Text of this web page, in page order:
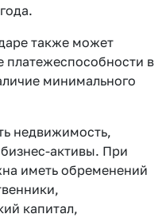
также может
платежеспособности в
минимального
недвижимость,
активы. При
иметь обременений
капитал,